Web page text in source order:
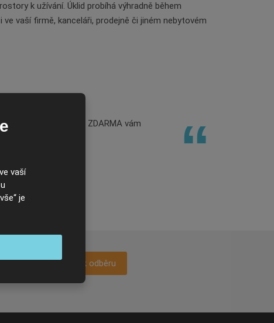
k užívání. Úklid probíhá výhradně během
vaší firmě, kanceláři, prodejně či jiném nebytovém
formuláře níže! ZDARMA vám
Přihlásit se k odběru
vaší
je